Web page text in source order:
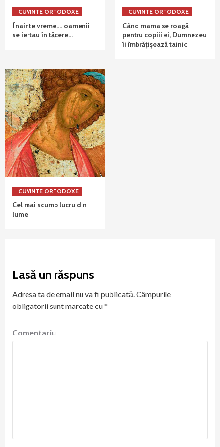
CUVINTE ORTODOXE
Înainte vreme,… oamenii
se iertau în tăcere…
CUVINTE ORTODOXE
Când mama se roagă
pentru copiii ei, Dumnezeu
îi îmbrățișează tainic
CUVINTE ORTODOXE
Cel mai scump lucru din
lume
Lasă un răspuns
Adresa ta de email nu va fi publicată. Câmpurile
obligatorii sunt marcate cu*
Comentariu